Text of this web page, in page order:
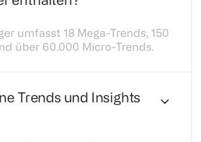
umfasst 18 Mega-Trends, 150
über 60.000 Micro-Trends.
Trends und Insights